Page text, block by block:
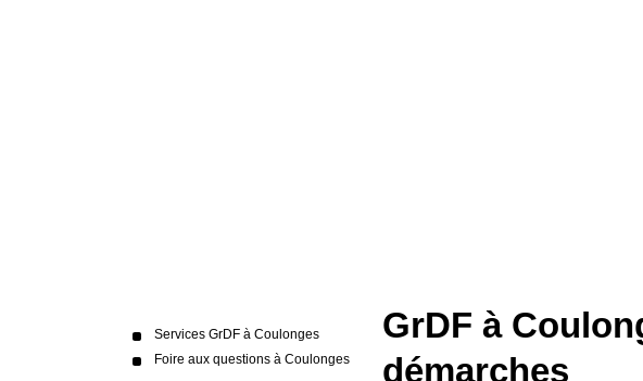
Services GrDF à Coulonges
Foire aux questions à Coulonges
GrDF à
démarches